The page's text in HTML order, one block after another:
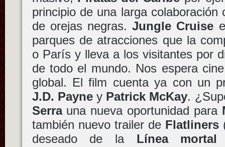
principio de una larga
de orejas negras.Jungle Cruise
parques de atracciones que la
o París y lleva a los visitantes por
de todo el mundo. Nos espera
global. El film cuenta ya con un
J.D. Payney Patrick McKay.
Serrauna nueva oportunidad para
también nuevo trailer de Flatliners
deseado de la Línea mortal